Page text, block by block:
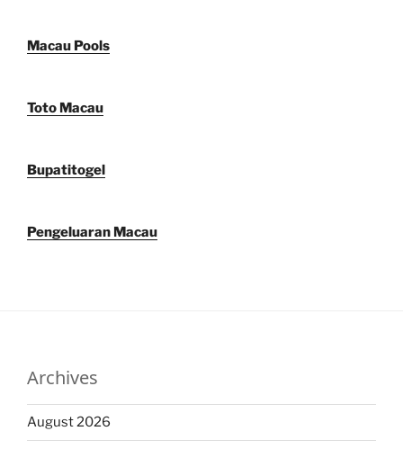
Macau Pools
Toto Macau
Bupatitogel
Pengeluaran Macau
Archives
August 2026